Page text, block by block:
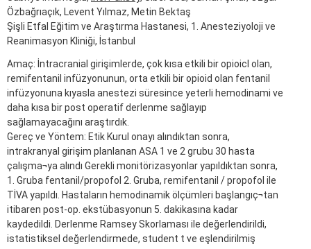
Özbağrıaçık, Levent Yılmaz, Metin Bektaş
Şişli Etfal Eğitim ve Araştırma Hastanesi, 1. Anesteziyoloji ve
Reanimasyon Kliniği, İstanbul
Amaç: İntracranial girişimlerde, çok kısa etkili bir opioicl olan,
remifentanil infüzyonunun, orta etkili bir opioid olan fentanil
infüzyonuna kıyasla anestezi süresince yeterli hemodinami ve
daha kısa bir post operatif derlenme sağlayıp
sağlamayacağını araştırdık.
Gereç ve Yöntem: Etik Kurul onayı alındıktan sonra,
intrakranyal girişim planlanan ASA 1 ve 2 grubu 30 hasta
çalışma¬ya alındı Gerekli monitörizasyonlar yapıldıktan sonra,
1. Gruba fentanil/propofol 2. Gruba, remifentanil / propofol ile
TİVA yapıldı. Hastaların hemodinamik ölçümleri başlangıç¬tan
itibaren post-op. ekstübasyonun 5. dakikasına kadar
kaydedildi. Derlenme Ramsey Skorlaması ile değerlendirildi,
istatistiksel değerlendirmede, student t ve eşlendirilmiş